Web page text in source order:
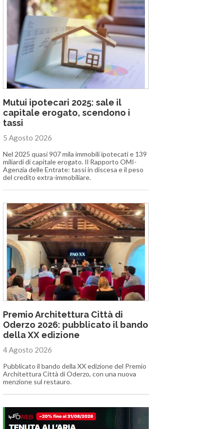
Mutui ipotecari 2025: sale il
capitale erogato, scendono i
tassi
5 Agosto 2026
Nel 2025 quasi 907 mila immobili ipotecati e 139
miliardi di capitale erogato. Il Rapporto OMI-
Agenzia delle Entrate: tassi in discesa e il peso
del credito extra-immobiliare.
Premio Architettura Città di
Oderzo 2026: pubblicato il bando
della XX edizione
4 Agosto 2026
Pubblicato il bando della XX edizione del Premio
Architettura Città di Oderzo, con una nuova
menzione sul restauro.